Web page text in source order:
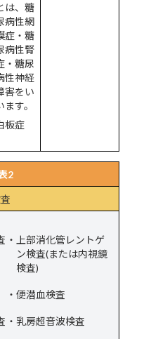
は、糖
病性網
症・糖
病性腎
・糖尿
性神経
害をい
ます。
板症
2
上部消化管レントゲ
ン検査(または内視鏡
検査)
便潜血検査
乳房超音波検査